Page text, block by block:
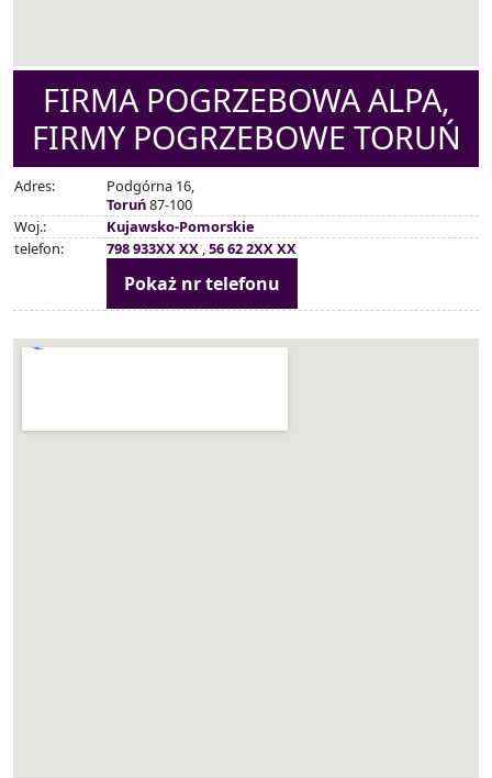
FIRMA POGRZEBOWA ALPA,
FIRMY POGRZEBOWE TORUŃ
Adres:
Podgórna 16,
Toruń87-100
Woj.:
Kujawsko-Pomorskie
telefon:
798 933XX XX ,56 62 2XX XX
Pokaż nr telefonu